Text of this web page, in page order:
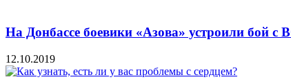
На Донбассе боевики «Азова» устроили бой с
12.10.2019